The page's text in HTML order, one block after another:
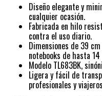
Diseño elegante y
cualquier ocasión.
Fabricada en hilo
contra el uso diario.
Dimensiones de 39
notebooks de hasta
Modelo TL683BK,
Ligera y fácil de
profesionales y